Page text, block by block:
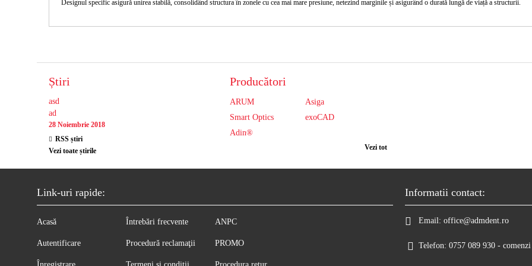
Designul specific asigură unirea stabilă, consolidând structura în zonele cu cea mai mare presiune, netezind marginile și asigurând o durată lungă de viață a structurii.
Știri
asd
ad
28 Noiembrie 2018
RSS știri
Vezi toate știrile
Producători
ARUM
Asiga
Smart Optics
exoCAD
Adin®
Vezi tot
Link-uri rapide:
Acasă
Autentificare
Întrebări frecvente
Procedură reclamaţii
ANPC
PROMO
Informatii contact:
Email: office@admdent.ro
Telefon: 0757 089 930 -